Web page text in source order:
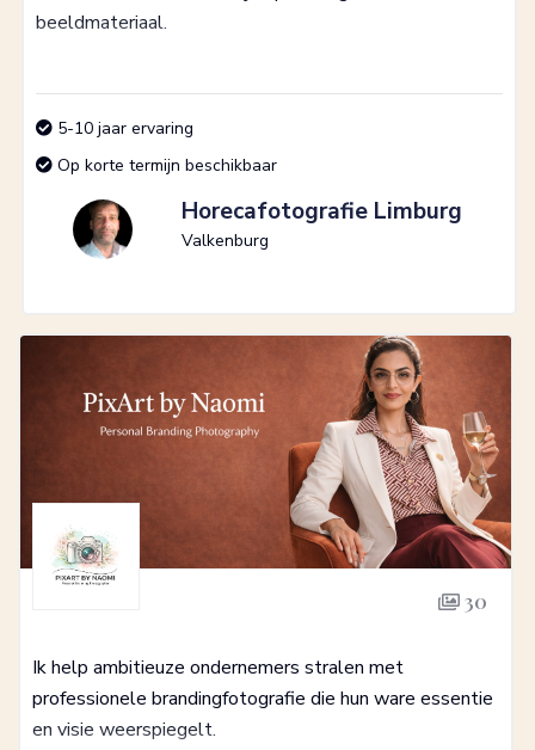
beeldmateriaal.
5-10 jaar ervaring
Op korte termijn beschikbaar
Horecafotografie Limburg
Valkenburg
30
Ik help ambitieuze ondernemers stralen met
professionele brandingfotografie die hun ware essentie
en visie weerspiegelt.